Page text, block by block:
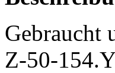
Gebraucht
Z-50-